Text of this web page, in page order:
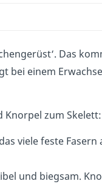
Das
bei einem
Knorpel zum Skelett:
viele feste
und biegsam.